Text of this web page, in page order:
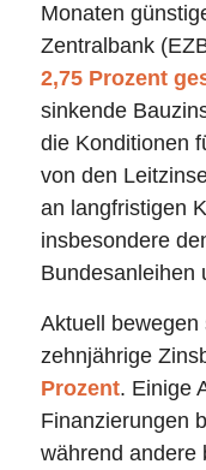
Monaten
Zentralbank
2,75 Prozent
sinkende
die Konditionen
von den
an langfristigen
insbesondere
Bundesanleihen
Aktuell
zehnjährige
Prozent. Einige
Finanzierungen
während andere